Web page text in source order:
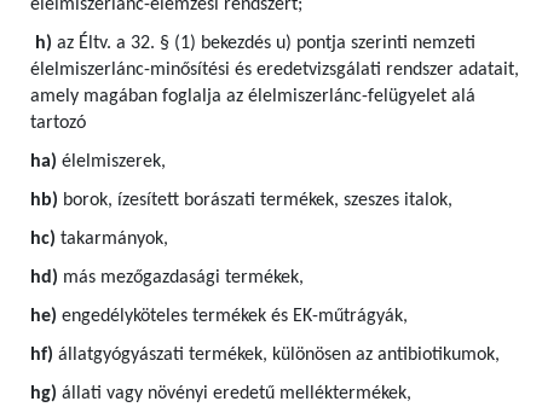
élelmiszerlánc-elemzési rendszert;
h) az Éltv. a 32. § (1) bekezdés u) pontja szerinti nemzeti
élelmiszerlánc-minősítési és eredetvizsgálati rendszer adatait,
amely magában foglalja az élelmiszerlánc-felügyelet alá
tartozó
ha) élelmiszerek,
hb) borok, ízesített borászati termékek, szeszes italok,
hc) takarmányok,
hd) más mezőgazdasági termékek,
he) engedélyköteles termékek és EK-műtrágyák,
hf) állatgyógyászati termékek, különösen az antibiotikumok,
hg) állati vagy növényi eredetű melléktermékek,